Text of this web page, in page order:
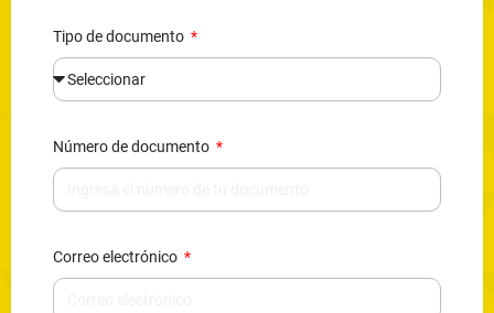
Tipo de documento
Número de documento
Correo electrónico